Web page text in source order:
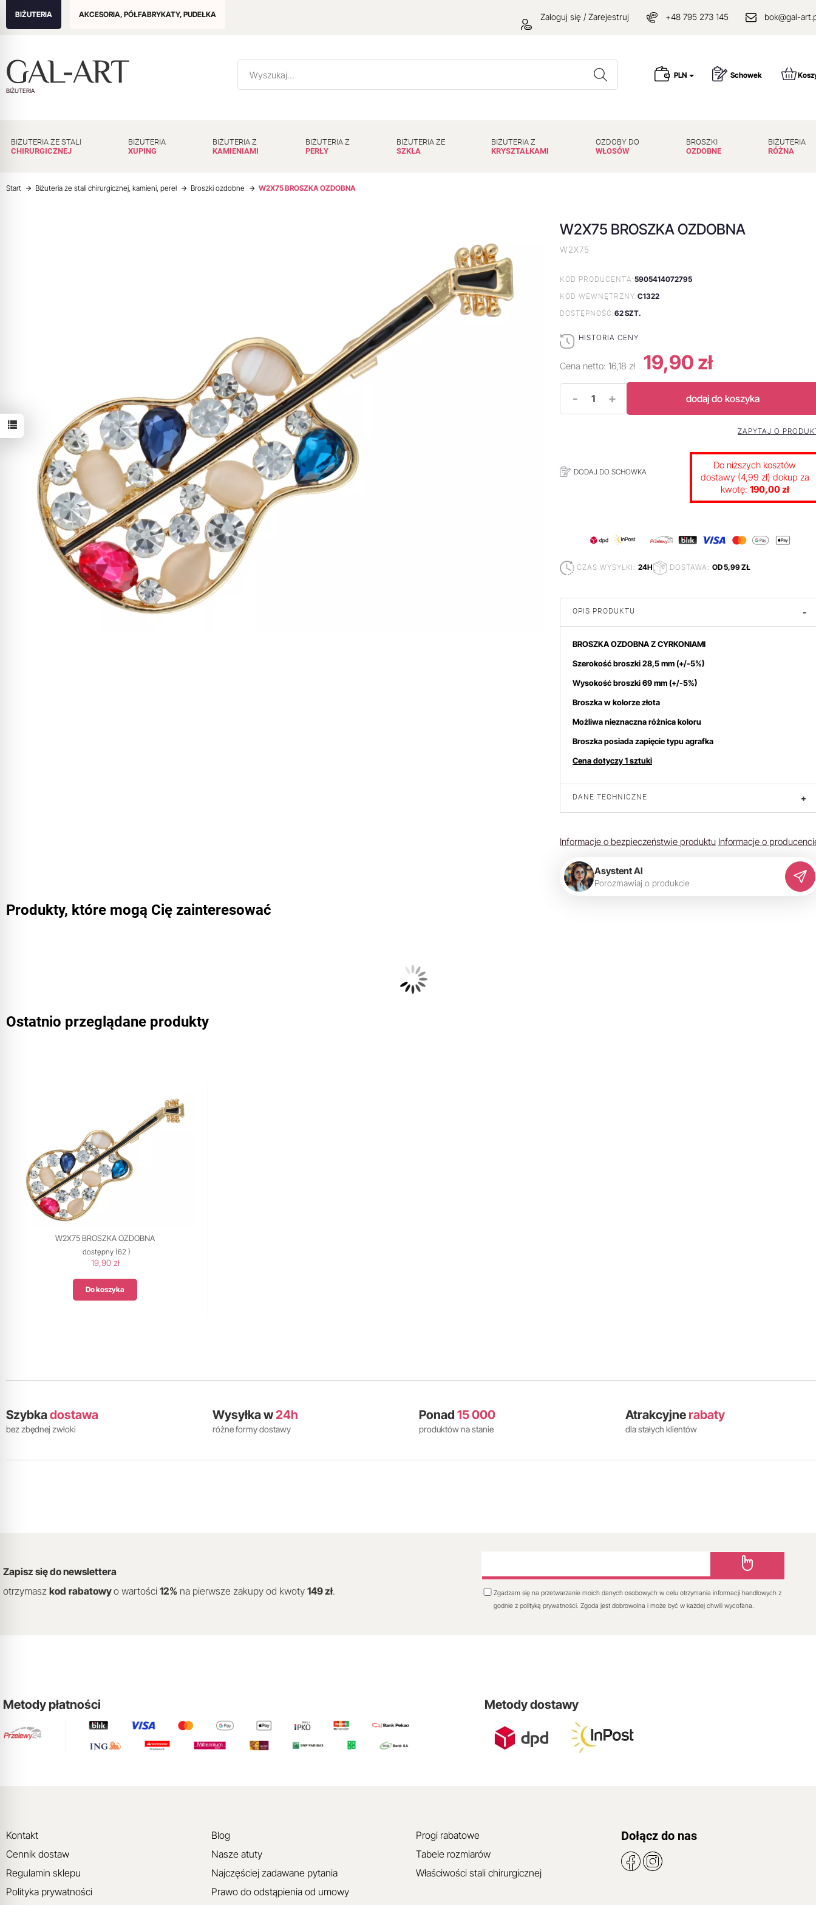
BIŻUTERIA AKCESORIA, PÓŁFABRYKATY, PUDEŁKA Zaloguj się / Zarejestruj +48 795 273 145 bok@gal-
BIŻUTERIA
Wyszukaj PLN Schowek
BIŻUTERIA ZE STALI
CHIRURGICZNEJ
BIŻUTERIA
XUPING
BIŻUTERIA Z
KAMIENIAMI
BIŻUTERIA Z
PERŁY
BIŻUTERIA ZE
SZKŁA
BIŻUTERIA Z
KRYSZTAŁKAMI
OZDOBY DO
WŁOSÓW
BROSZKI
OZDOBNE
BIŻUTERIA
RÓŻNA
Start Biżuteria ze stali chirurgicznej, kamieni, pereł Broszki ozdobne W2X75 BROSZKA OZDOBNA
W2X75 BROSZKA OZDOBNA
W2X75
KOD PRODUCENTA:5905414072795
KOD WEWNĘTRZNY:C1322
DOSTĘPNOŚĆ:62 SZT.
HISTORIA CENY
Cena netto: 16,18 zł 19,90 zł
- + dodaj do koszyka
DODAJ DO SCHOWKA
ZAPYTAJ O
Do niższych kosztów
dostawy (4,99 zł) dokup za
kwotę: 190,00 zł
CZAS WYSYŁKI: 24H DOSTAWA: OD 5,99 ZŁ
OPIS PRODUKTU -
BROSZKA OZDOBNA Z CYRKONIAMI
Szerokość broszki 28,5 mm(+/-5%)
Wysokość broszki 69mm (+/-5%)
Broszka w kolorze złota
Możliwa nieznaczna różnica koloru
Broszka posiada zapięcie typu agrafka
Cena dotyczy 1 sztuki
DANE TECHNICZNE +
Informacje o bezpieczeństwie produktu Informacje o
Asystent AI
Porozmawiaj o produkcie
Produkty, które mogą Cię zainteresować
Ostatnio przeglądane produkty
W2X75 BROSZKA OZDOBNA
dostępny (62 )
19,90 zł
Do koszyka
Szybkadostawa
bez zbędnej zwłoki
Wysyłka w24h
różne formy dostawy
Ponad 15 000
produktów na stanie
Atrakcyjne rabaty
dla stałych klientów
Zapisz się do newslettera
otrzymasz kod rabatowyo wartości 12% na pierwsze zakupy od kwoty 149 zł.
Zgadzam się na przetwarzanie moich danych osobowych w celu otrzymania informacji handlowych z
godnie z polityką prywatności. Zgoda jest dobrowolna i może być w każdej chwili wycofana.
Metody płatności Metody dostawy
Kontakt
Cennik dostaw
Regulamin sklepu
Polityka prywatności
Blog
Nasze atuty
Najczęściej zadawane pytania
Prawo do odstąpienia od umowy
Progi rabatowe
Tabele rozmiarów
Właściwości stali chirurgicznej
Dołącz do nas